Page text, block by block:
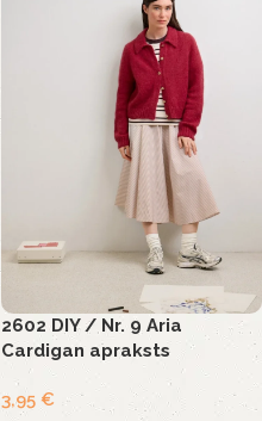
2602 DIY / Nr. 9 Aria
Cardigan apraksts
3,95 €